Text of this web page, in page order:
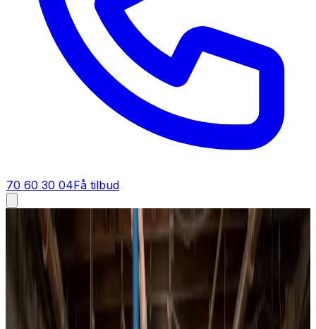
70 60 30 04Få tilbud
Ventilationsrens i Silkeborg
Ventilationsrens i Silkeborg
Vi er specialister i ventilationsrens og dækker Silkeborg
og hele omegnen. Uanset om det er en privat bolig, en
hel boligforening eller et storkøkken, renser vi anlægget
til fast pris og leverer rapport på arbejdet.